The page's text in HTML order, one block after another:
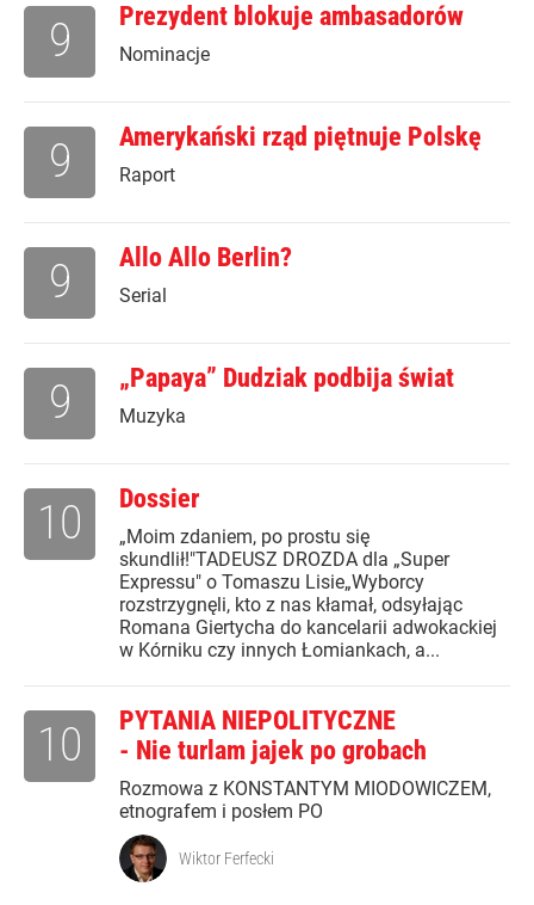
Prezydent blokuje ambasadorów
Nominacje
9
Amerykański rząd piętnuje Polskę
Raport
9
Allo Allo Berlin?
Serial
9
„Papaya” Dudziak podbija świat
Muzyka
9
Dossier
„Moim zdaniem, po prostu się
skundlił!"TADEUSZ DROZDA dla „Super
Expressu" o Tomaszu Lisie„Wyborcy
rozstrzygnęli, kto z nas kłamał, odsyłając
Romana Giertycha do kancelarii adwokackiej
w Kórniku czy innych Łomiankach, a...
10
PYTANIA NIEPOLITYCZNE
- Nie turlam jajek po grobach
Rozmowa z KONSTANTYM MIODOWICZEM,
etnografem i posłem PO
10
Wiktor Ferfecki